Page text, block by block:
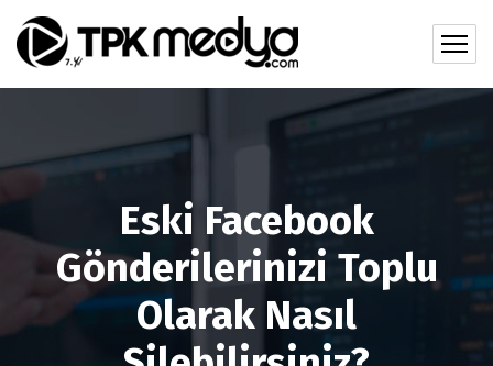
Eski Facebook
Gönderilerinizi Toplu
Olarak Nasıl